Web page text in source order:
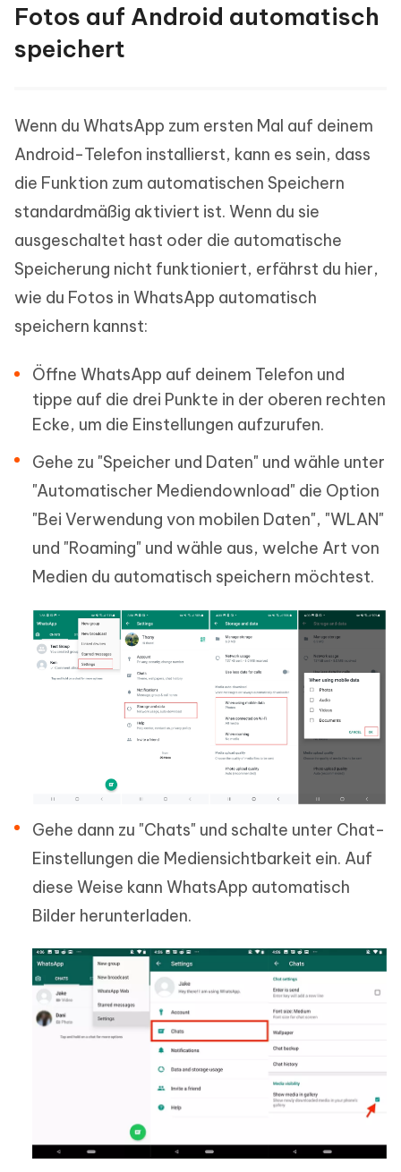
Fotos auf Android automatisch
speichert
Wenn du WhatsApp zum ersten Mal auf deinem
Android-Telefon installierst, kann es sein, dass
die Funktion zum automatischen Speichern
standardmäßig aktiviert ist. Wenn du sie
ausgeschaltet hast oder die automatische
Speicherung nicht funktioniert, erfährst du hier,
wie du Fotos in WhatsApp automatisch
speichern kannst:
Öffne WhatsApp auf deinem Telefon und
tippe auf die drei Punkte in der oberen rechten
Ecke, um die Einstellungen aufzurufen.
Gehe zu "Speicher und Daten" und wähle unter
"Automatischer Mediendownload" die Option
"Bei Verwendung von mobilen Daten", "WLAN"
und "Roaming" und wähle aus, welche Art von
Medien du automatisch speichern möchtest.
Gehe dann zu "Chats" und schalte unter Chat-
Einstellungen die Mediensichtbarkeit ein. Auf
diese Weise kann WhatsApp automatisch
Bilder herunterladen.